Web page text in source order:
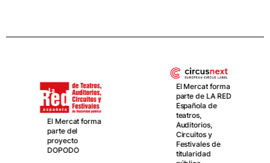
El Mercat forma
parte del
proyecto
DOPODO
El Mercat forma
parte de LA RED
Española de
teatros,
Auditorios,
Circuitos y
Festivales de
titularidad